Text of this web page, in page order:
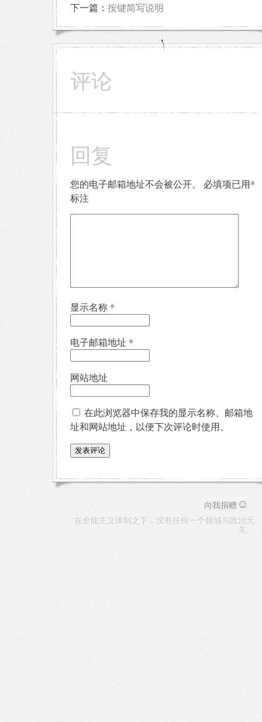
下一篇： 按键简写说明
评论
回复
您的电子邮箱地址不会被公开。 必填项已用*
标注
显示名称 *
电子邮箱地址 *
网站地址
在此浏览器中保存我的显示名称、邮箱地
址和网站地址，以便下次评论时使用。
向我捐赠 ☺
在全能主义体制之下，没有任何一个领域与政治无
关。